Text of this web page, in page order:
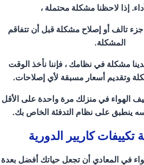
إذا لاحظنا مشكلة محتملة ،
تالف أو إصلاح مشكلة قبل أن تتفاقم
المشكلة.
مشكلة في نظامك ، فإننا نأخذ الوقت
وتقديم أسعار مسبقة لأي إصلاحات.
الهواء في منزلك مرة واحدة على الأقل
ينطبق على نظام التدفئة الخاص بك.
تكييفات كاريير الدورية
في المعادي أن تجعل حياتك أفضل بعدة